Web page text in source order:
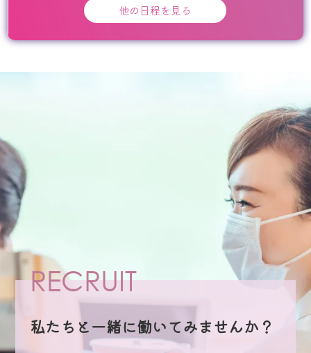
他の日程を見る
RECRUIT
私たちと一緒に働いてみませんか？